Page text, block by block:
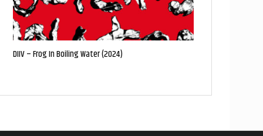
DIIV – Frog In Boiling Water (2024)